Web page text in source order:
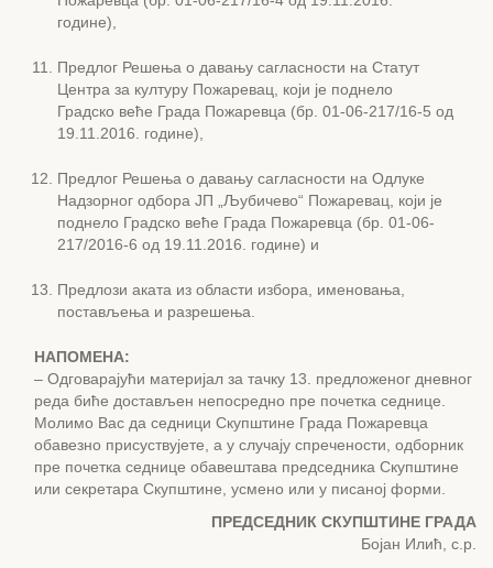
године),
Предлог Решења о давању сагласности на Статут
Центра за културу Пожаревац, који је поднело
Градско веће Града Пожаревца (бр. 01-06-217/16-5 од
19.11.2016. године),
Предлог Решења о давању сагласности на Одлуке
Надзорног одбора ЈП „Љубичево“ Пожаревац, који је
поднело Градско веће Града Пожаревца (бр. 01-06-
217/2016-6 од 19.11.2016. године) и
Предлози аката из области избора, именовања,
постављења и разрешења.
НАПОМЕНА:
– Одговарајући материјал за тачку 13. предложеног дневног
реда биће достављен непосредно пре почетка седнице.
Молимо Вас да седници Скупштине Града Пожаревца
обавезно присуствујете, а у случају спречености, одборник
пре почетка седнице обавештава председника Скупштине
или секретара Скупштине, усмено или у писаној форми.
ПРЕДСЕДНИК СКУПШТИНЕ ГРАДА
Бојан Илић, с.р.